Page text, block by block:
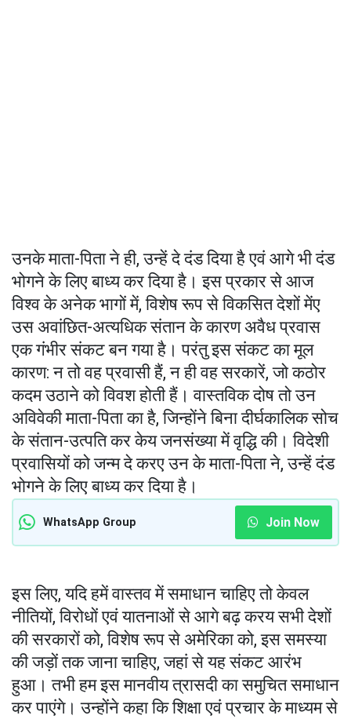
उनके माता-पिता ने ही, उन्हें दे दंड दिया है एवं आगे भी दंड
भोगने के लिए बाध्य कर दिया है। इस प्रकार से आज
विश्व के अनेक भागों में, विशेष रूप से विकसित देशों मेंए
उस अवांछित-अत्यधिक संतान के कारण अवैध प्रवास
एक गंभीर संकट बन गया है। परंतु इस संकट का मूल
कारण: न तो वह प्रवासी हैं, न ही वह सरकारें, जो कठोर
कदम उठाने को विवश होती हैं। वास्तविक दोष तो उन
अविवेकी माता-पिता का है, जिन्होंने बिना दीर्घकालिक सोच
के संतान-उत्पति कर केय जनसंख्या में वृद्धि की। विदेशी
प्रवासियों को जन्म दे करए उन के माता-पिता ने, उन्हें दंड
भोगने के लिए बाध्य कर दिया है।
WhatsApp Group Join Now
इस लिए, यदि हमें वास्तव में समाधान चाहिए तो केवल
नीतियों, विरोधों एवं यातनाओं से आगे बढ़ करय सभी देशों
की सरकारों को, विशेष रूप से अमेरिका को, इस समस्या
की जड़ों तक जाना चाहिए, जहां से यह संकट आरंभ
हुआ। तभी हम इस मानवीय त्रासदी का समुचित समाधान
कर पाएंगे। उन्होंने कहा कि शिक्षा एवं प्रचार के माध्यम से